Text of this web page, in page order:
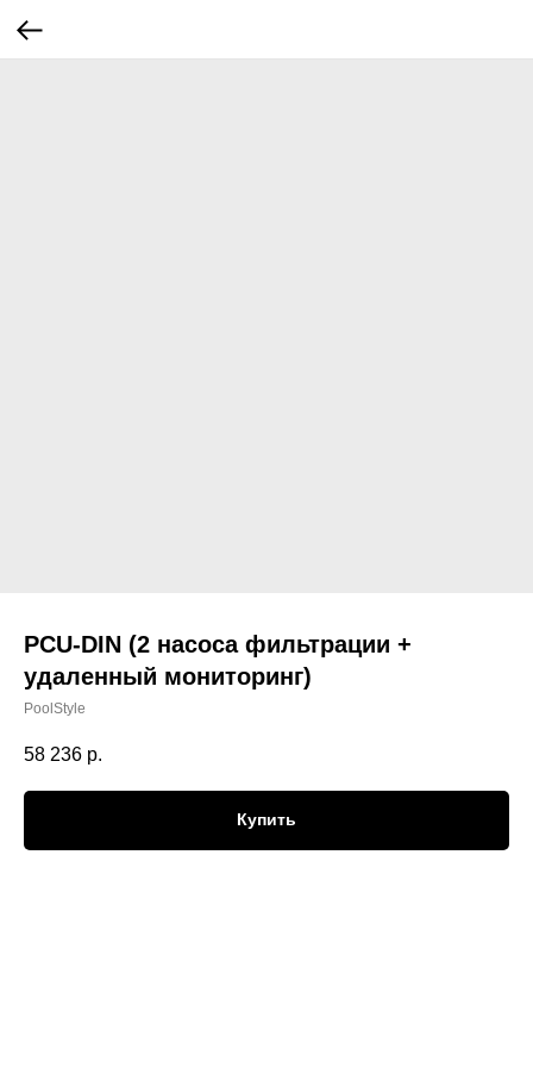
PCU-DIN (2 насоса фильтрации +
удаленный мониторинг)
PoolStyle
58 236 р.
Купить